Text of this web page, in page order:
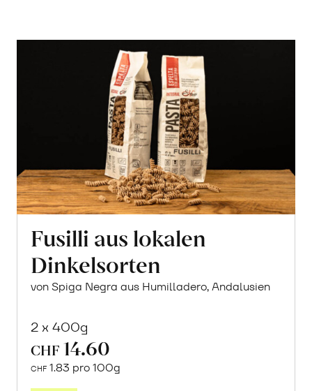
Fusilli aus lokalen
Dinkelsorten
von Spiga Negra aus Humilladero, Andalusien
2 x 400g
CHF 14.60
CHF 1.83 pro 100g